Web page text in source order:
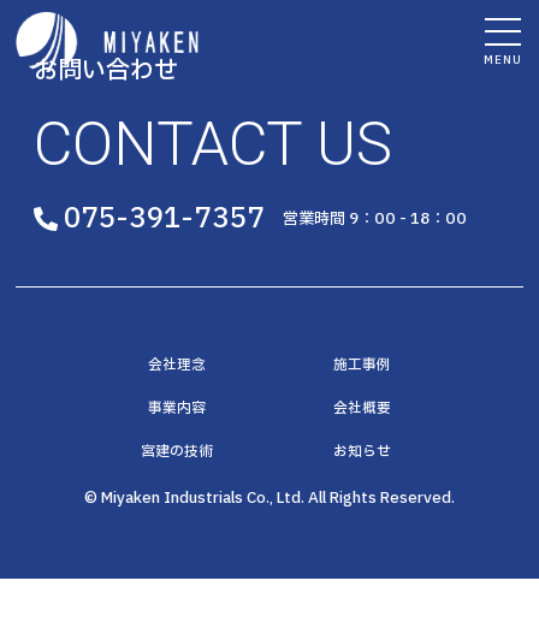
MENU
お問い合わせ
CONTACT US
075-391-7357 営業時間 9：00 - 18：00
会社理念 施工事例
事業内容 会社概要
宮建の技術 お知らせ
© Miyaken Industrials Co., Ltd. All Rights Reserved.